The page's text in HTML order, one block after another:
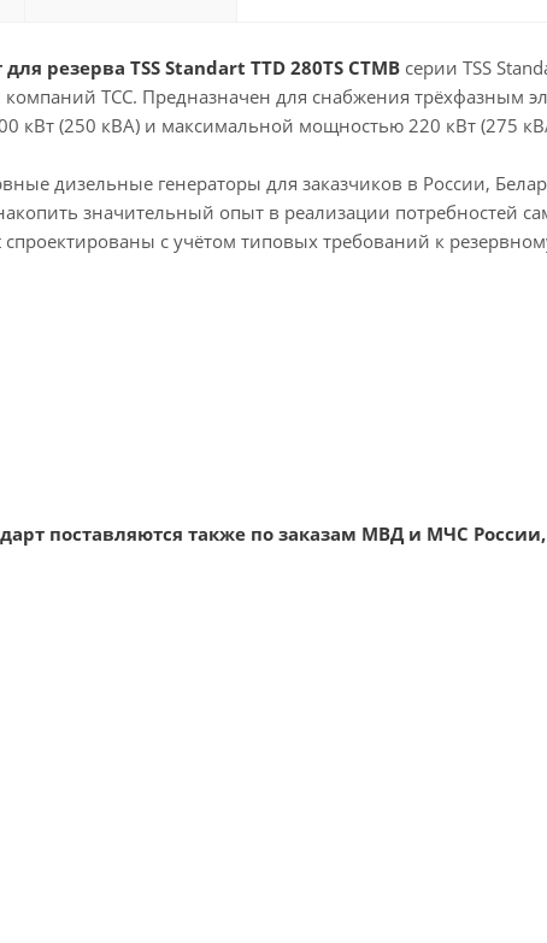
резерва TSS Standart TTD 280TS CTMB серии TSS
компаний ТСС. Предназначен для снабжения трёхфазным
кВт (250 кВА) и максимальной мощностью 220 кВт (275
дизельные генераторы для заказчиков в России,
значительный опыт в реализации потребностей
с учётом типовых требований к
поставляются также по заказам МВД и МЧС